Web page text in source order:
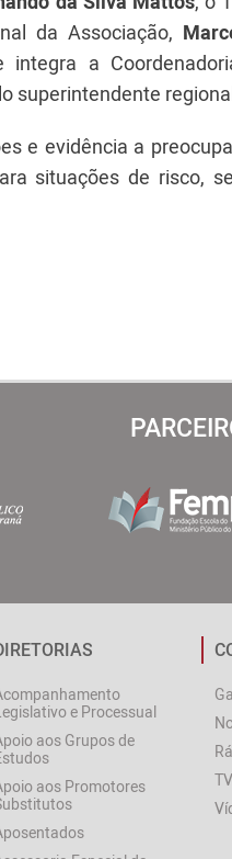
da Associação,
integra a
superintendente
e evidência a
situações de risco,
e Processual
aos Grupos de
aos Promotores